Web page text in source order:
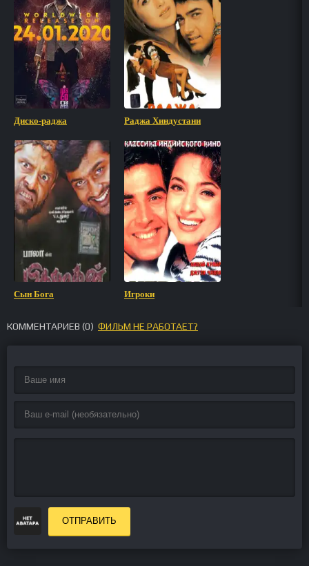
Диско-раджа Раджа Хиндустани
Сын Бога Игроки
КОММЕНТАРИЕВ (0) ФИЛЬМ НЕ РАБОТАЕТ?
ОТПРАВИТЬ